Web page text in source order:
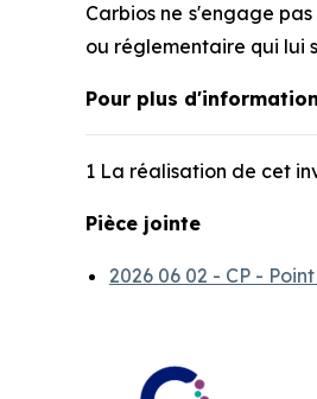
Carbios ne s'engage
ou réglementaire qui lui
Pour plus
1 La réalisation de cet
Pièce jointe
2026 06 02 - CP -